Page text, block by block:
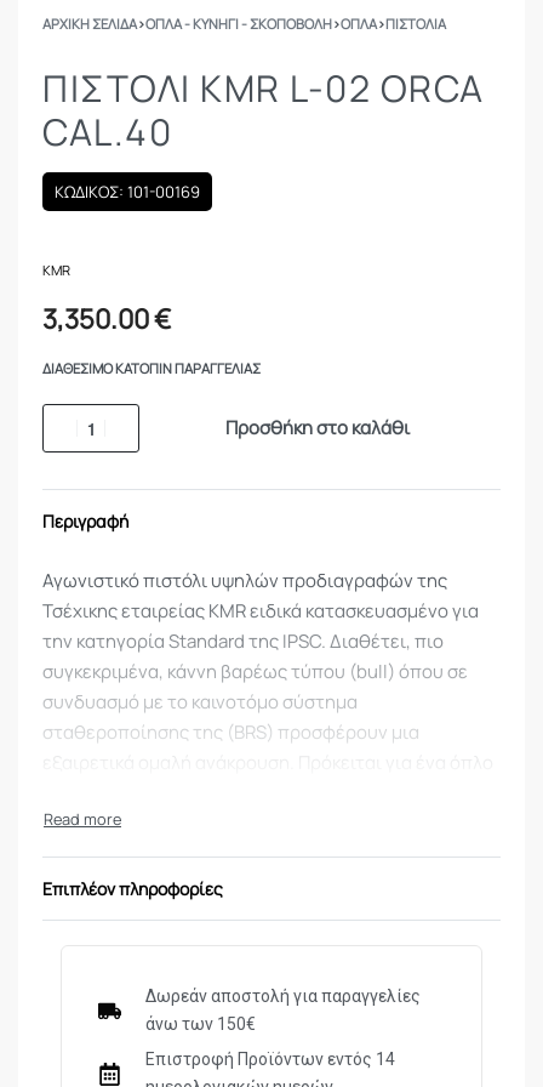
ΑΡΧΙΚΉ ΣΕΛΊΔΑ›ΟΠΛΑ - ΚΥΝΗΓΙ - ΣΚΟΠΟΒΟΛΗ›ΟΠΛΑ›ΠΙΣΤΌΛΙΑ
ΠΙΣΤΌΛΙ KMR L-02 ORCA
CAL.40
ΚΩΔΙΚΟΣ: 101-00169
KMR
3,350.00€
ΔΙΑΘΈΣΙΜΟ ΚΑΤΌΠΙΝ ΠΑΡΑΓΓΕΛΊΑΣ
Προσθήκη στο καλάθι
Περιγραφή
Αγωνιστικό πιστόλι υψηλών προδιαγραφών της
Τσέχικης εταιρείας KMR ειδικά κατασκευασμένο για
την κατηγορία Standard της IPSC. Διαθέτει, πιο
συγκεκριμένα, κάννη βαρέως τύπου (bull) όπου σε
συνδυασμό με το καινοτόμο σύστημα
σταθεροποίησης της (BRS) προσφέρουν μια
εργονομία που εξασφαλίζει ένα σταθερό κράτημα,
χάρη στο βαθύτερο beavertail, το thumb rest και τη
φαρδύτερη ασφάλεια στην αριστερή πλευρά του.
Παρέχει πλήρως ρυθμιζόμενο πίσω σκοπευτικό,
ρυθμιζόμενο αναστολέα γεμιστήρας και magwell για
Τεχνικά Χαρακτηριστικά:
-Διαμέτρημα: 40 S&W
Επιπλέον πληροφορίες
Δωρεάν αποστολή για παραγγελίες
άνω των 150€
Επιστροφή Προϊόντων εντός 14